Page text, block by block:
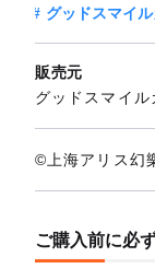
グッドスマイ
販売元
グッドスマイル
©上海アリス幻
ご購入前に必